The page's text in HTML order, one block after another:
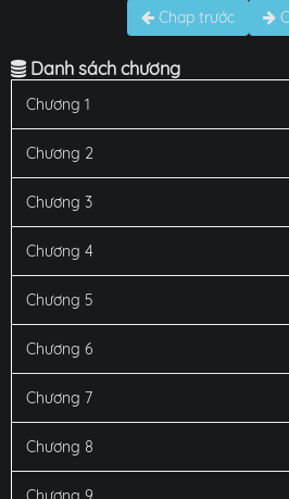
Chap trước
Danh sách chương
Chương 1
Chương 2
Chương 3
Chương 4
Chương 5
Chương 6
Chương 7
Chương 8